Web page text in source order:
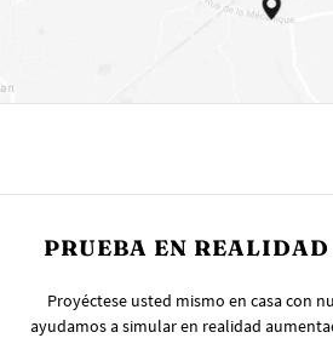
PRUEBA EN
Proyéctese usted mismo en casa con
ayudamos a simular en realidad